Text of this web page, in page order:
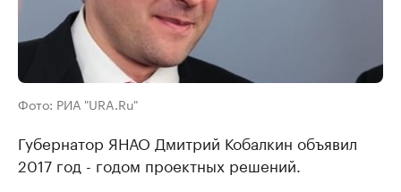
Фото: РИА "URA.Ru"
Губернатор ЯНАО Дмитрий Кобалкин объявил
2017 год - годом проектных решений.